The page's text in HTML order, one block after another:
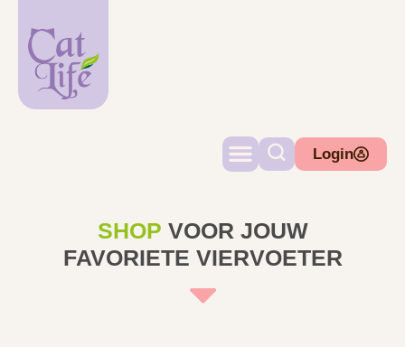
Login
SHOP VOOR JOUW
FAVORIETE VIERVOETER